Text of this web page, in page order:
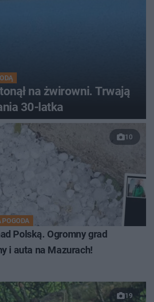
na żwirowni. Trwają
30-latka
10
POGODA
Polską. Ogromny grad
i auta na Mazurach!
19